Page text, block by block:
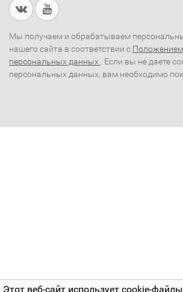
Этот веб-сайт использует cookie-
Мы получаем и обрабатываем
нашего сайта в соответствии с
персональных данных . Если вы не даете
персональных данных, вам необходимо